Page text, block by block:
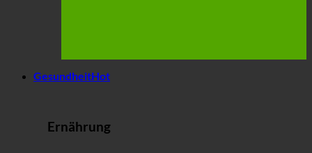
Gesundheit
Ernährung